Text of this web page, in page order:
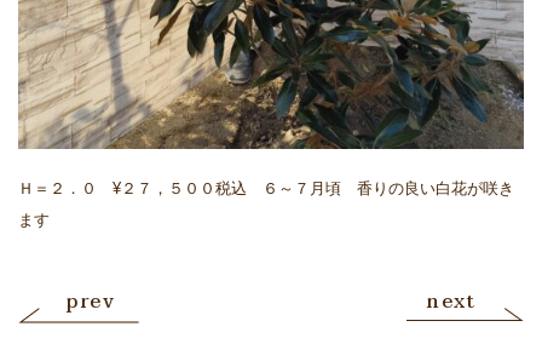
Ｈ＝２．０ ¥２７，５００税込 ６～７月頃 香りの良い白花が咲き
ます
prev next